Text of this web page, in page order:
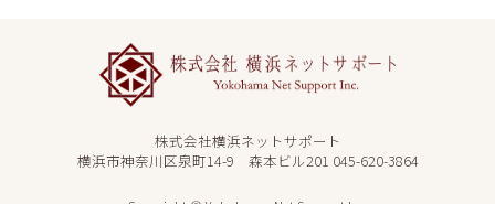
株式会社横浜ネットサポート
横浜市神奈川区泉町14-9 森本ビル201 045-620-3864